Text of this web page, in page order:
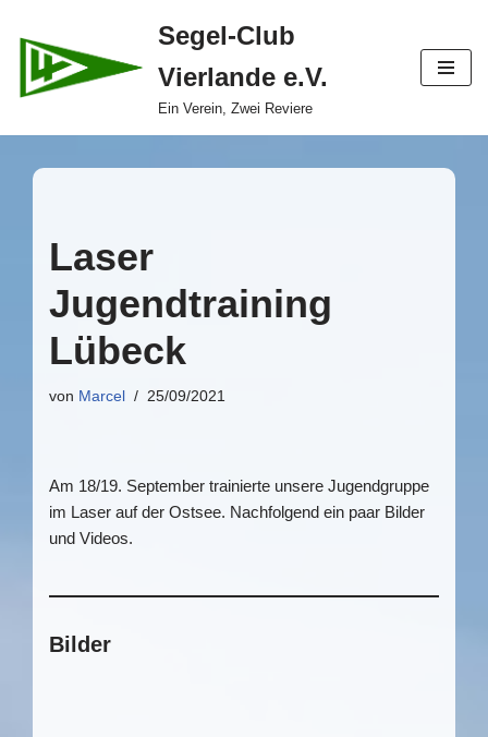
Zum
Inhalt
Segel-Club
Vierlande e.V.
Ein Verein, Zwei Reviere
Laser
Jugendtraining
Lübeck
von Marcel 25/09/2021
Am 18/19. September trainierte unsere Jugendgruppe
im Laser auf der Ostsee. Nachfolgend ein paar Bilder
und Videos.
Bilder